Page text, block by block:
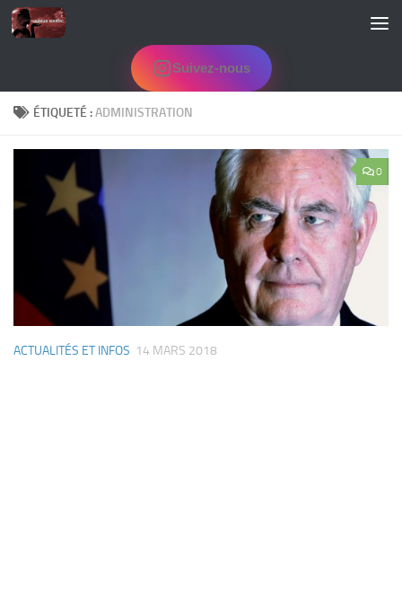
Skip to content
Suivez-nous
ÉTIQUETÉ :ADMINISTRATION
0
ACTUALITÉS ET INFOS 14 MARS 2018